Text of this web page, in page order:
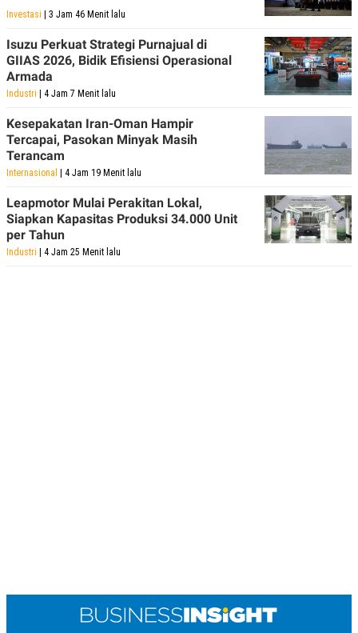
Investasi | 3 Jam 46 Menit lalu
Isuzu Perkuat Strategi Purnajual di
GIIAS 2026, Bidik Efisiensi Operasional
Armada
Industri | 4 Jam 7 Menit lalu
Kesepakatan Iran-Oman Hampir
Tercapai, Pasokan Minyak Masih
Terancam
Internasional | 4 Jam 19 Menit lalu
Leapmotor Mulai Perakitan Lokal,
Siapkan Kapasitas Produksi 34.000 Unit
per Tahun
Industri | 4 Jam 25 Menit lalu